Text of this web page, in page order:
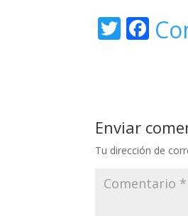
T F
o
o
k
Enviar
Tu dirección de